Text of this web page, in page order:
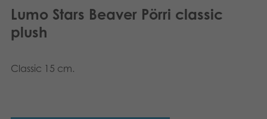
Lumo Stars Beaver Pörri classic
plush
Classic 15 cm.